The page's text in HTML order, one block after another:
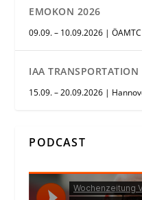
EMOKON 2026
09.09. – 10.09.2026 |
IAA
15.09. – 20.09.2026 |
PODCAST